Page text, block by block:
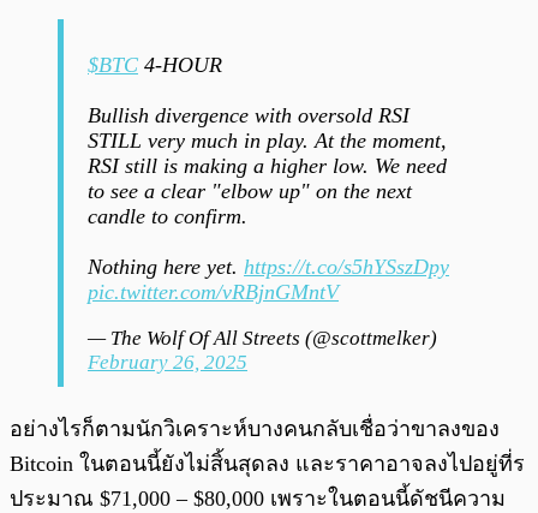
$BTC 4-HOUR
Bullish divergence with oversold RSI
STILL very much in play. At the moment,
RSI still is making a higher low. We need
to see a clear "elbow up" on the next
candle to confirm.
Nothing here yet. https://t.co/s5hYSszDpy
pic.twitter.com/vRBjnGMntV
— The Wolf Of All Streets (@scottmelker)
February 26, 2025
อย่างไรก็ตามนักวิเคราะห์บางคนกลับเชื่อว่าขาลงของ
Bitcoin ในตอนนี้ยังไม่สิ้นสุดลง และราคาอาจลงไปอยู่ที่ร
ประมาณ $71,000 – $80,000 เพราะในตอนนี้ดัชนีความ